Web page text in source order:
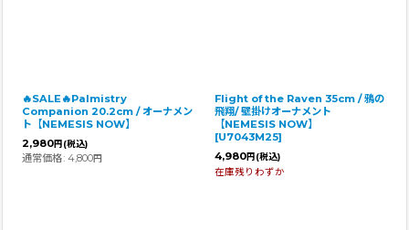
🔥SALE🔥Palmistry
Companion 20.2cm / オーナメン
ト【NEMESIS NOW】
2,980円 (税込)
通常価格: 4,800円
Flight of the Raven 35cm / 鴉の
飛翔/ 壁掛けオーナメント
【NEMESIS NOW】
[U7043M25]
4,980円 (税込)
在庫残りわずか